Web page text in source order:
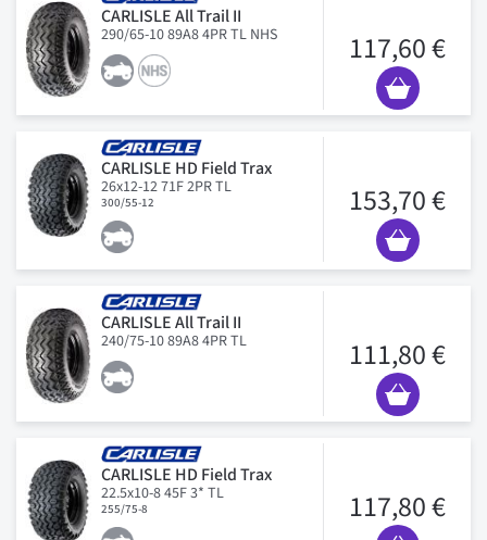
CARLISLE All Trail II
290/65-10 89A8 4PR TL NHS 117,60 €
CARLISLE HD Field Trax
26x12-12 71F 2PR TL
300/55-12 153,70 €
CARLISLE All Trail II
240/75-10 89A8 4PR TL 111,80 €
CARLISLE HD Field Trax
22.5x10-8 45F 3* TL
255/75-8 117,80 €